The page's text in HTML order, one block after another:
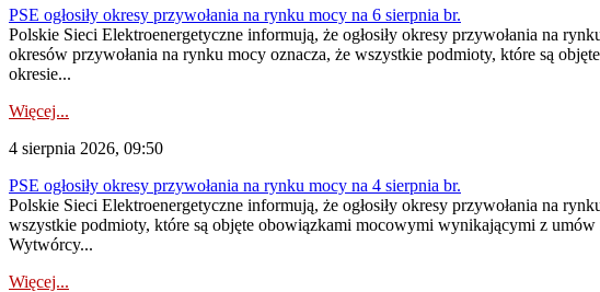
PSE ogłosiły okresy przywołania na rynku mocy na 6 sierpnia br.
Polskie Sieci Elektroenergetyczne informują, że ogłosiły okresy przywołania na
okresów przywołania na rynku mocy oznacza, że wszystkie podmioty, które są
okresie...
Więcej...
4 sierpnia 2026, 09:50
PSE ogłosiły okresy przywołania na rynku mocy na 4 sierpnia br.
Polskie Sieci Elektroenergetyczne informują, że ogłosiły okresy przywołania na
wszystkie podmioty, które są objęte obowiązkami mocowymi wynikającymi z
Wytwórcy...
Więcej...